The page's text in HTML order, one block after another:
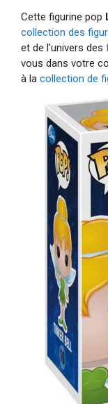
Cette figurine pop
collection des
et de l'univers des
vous dans votre
à la collection de